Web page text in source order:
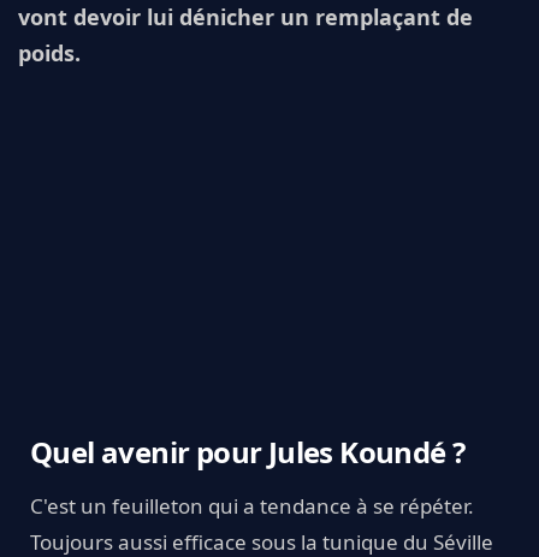
vont devoir lui dénicher un remplaçant de
poids.
Quel avenir pour Jules Koundé ?
C'est un feuilleton qui a tendance à se répéter.
Toujours aussi efficace sous la tunique du Séville